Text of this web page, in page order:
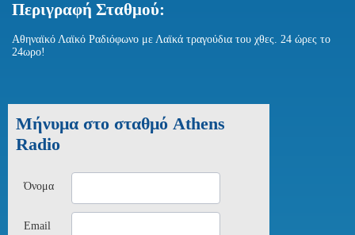
Περιγραφή Σταθμού:
Αθηναϊκό Λαϊκό Ραδιόφωνο με Λαϊκά τραγούδια του χθες. 24 ώρες το
24ωρο!
Μήνυμα στο σταθμό Athens
Radio
Όνομα
Email